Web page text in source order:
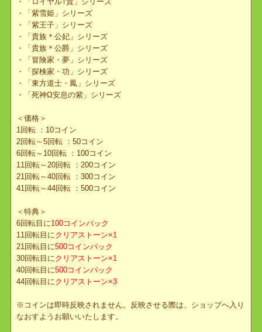
ました。
＜ラインナップ＞
・「ロイヤル†貴」シリーズ
・「紫雪姫」シリーズ
・「紫王子」シリーズ
・「貴族＊公妃」シリーズ
・「貴族＊公爵」シリーズ
・「冒険家・夢」シリーズ
・「東方道士・鳳」シリーズ
・「死神Ω安息の紫」シリーズ
＜価格＞
1回転 ：10コイン
2回転～5回転 ：50コイン
11回転～20回転 ：200コイン
21回転～40回転 ：300コイン